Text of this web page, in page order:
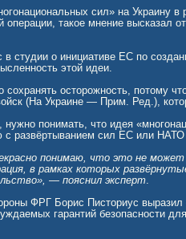
сил» на Украину
операции, такое мнение высказал
в студии о инициативе ЕС по
этой идеи.
сохранять осторожность, потому
(На Украине — Прим. Ред.),
нужно понимать, что идея
с развёртыванием сил ЕС или НАТО
понимаю, что это не
в рамках которых
— пояснил эксперт.
ФРГ Борис Писториус
гарантий безопасности